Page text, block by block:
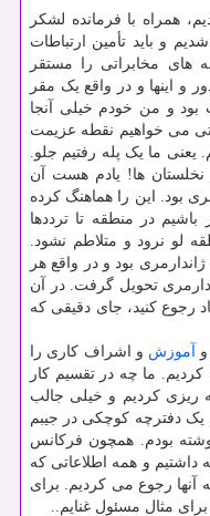
همراه با فرمانده لشکر
و باید تأمین ارتباطات
های مخابراتی را مستقر
و اینها و در واقع یک مقر
بود و من خودم خیلی آنجا
می خواهیم نقطه عزیمت
یعنی ما یک پله رفتیم جلو.
نخلستان ها! یادم هست آن
بود. این را هماهنگ کرده
در منطقه تا ترددها
لو نرود و متلاطم نشود.
بود و در واقع هر
تحویل گرفت. در آن
رجوع کنید، جای دقیقی که
آموزش و اشراف کاری را
تجربه کردیم. ما چه در تقسیم کار
ریزی کردیم و خیلی جالب
یک دفترچه کوچکی در جیبم
بودم. همچون فرکانس
داشتیم و همه اطلاعاتی که
به آنها رجوع می کردیم. برای
مثال مسئول غنایم..